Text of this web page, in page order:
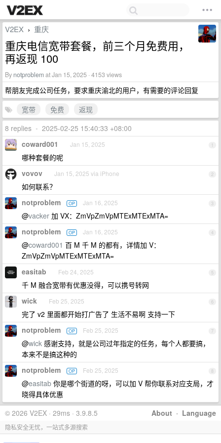
V2EX › 重庆
重庆电信宽带套餐，前三个月免费用，
再返现 100
By notproblemat Jan 15, 2025 · 4153 views
帮朋友完成公司任务，要求重庆渝北的用户，有需要的评论回复
宽带
免费
返现
8 replies • 2025-02-25 15:40:33 +08:00
1
coward001 Jan 15, 2025
哪种套餐的呢
2
vovov Jan 15, 2025 via iPhone
如何联系？
3
notproblem OP Jan 16, 2025
@vacker 加 VX：ZmVpZmVpMTExMTExMTA=
4
notproblem OP Jan 16, 2025
@coward001 百 M 千 M 的都有，详情加 V：
ZmVpZmVpMTExMTExMTA=
5
easitab Feb 24, 2025
千 M 融合宽带有优惠没得，可以携号转网
6
wick Feb 25, 2025
完了 v2 里面都开始打广告了 生活不易啊 支持一下
7
notproblem OP Feb 25, 2025
@wick 感谢支持，就是公司过年指定的任务，每个人都要搞，
本来不是搞这种的
8
notproblem OP Feb 25, 2025
@easitab 你是哪个街道的呀，可以加 V 帮你联系对应支局，才
晓得具体优惠
About · Language
© 2026 V2EX · 29ms · 3.9.8.5
隐私安全无忧，一站式多源搜索